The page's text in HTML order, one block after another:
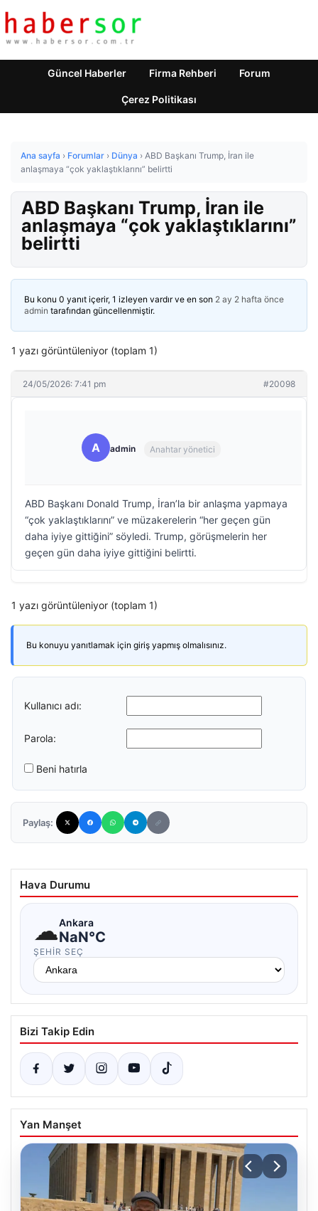
Güncel Haberler Firma Rehberi Forum
Çerez Politikası
Ana sayfa › Forumlar › Dünya › ABD Başkanı Trump, İran ile
anlaşmaya “çok yaklaştıklarını” belirtti
ABD Başkanı Trump, İran ile
anlaşmaya “çok yaklaştıklarını”
belirtti
Bu konu 0 yanıt içerir, 1 izleyen vardır ve en son 2 ay 2 hafta önce
admin tarafından güncellenmiştir.
1 yazı görüntüleniyor (toplam 1)
24/05/2026: 7:41 pm #20098
A admin Anahtar yönetici
ABD Başkanı Donald Trump, İran’la bir anlaşma yapmaya
“çok yaklaştıklarını” ve müzakerelerin “her geçen gün
daha iyiye gittiğini” söyledi. Trump, görüşmelerin her
geçen gün daha iyiye gittiğini belirtti.
1 yazı görüntüleniyor (toplam 1)
Bu konuyu yanıtlamak için giriş yapmış olmalısınız.
Kullanıcı adı:
Parola:
Beni hatırla
Paylaş:
Hava Durumu
☁Ankara
NaN°C
ŞEHIR SEÇ
Bizi Takip Edin
Yan Manşet